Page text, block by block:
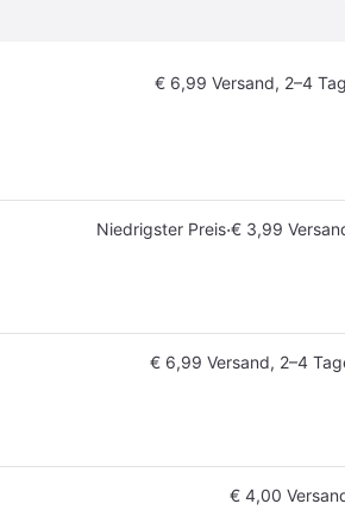
€ 6,99 Versand, 2–4
Niedrigster Preis·€ 3,99
€ 6,99 Versand, 2–4
€ 4,00